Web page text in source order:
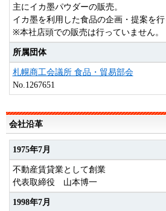
主にイカ墨パウダーの販売。
イカ墨を利用した食品の企画・提案
※本社店頭での販売は行っていません。
所属団体
札幌商工会議所 食品・貿易部会
No.1267651
会社沿革
1975年7月
不動産賃貸業として創業
代表取締役 山本博一
1998年7月